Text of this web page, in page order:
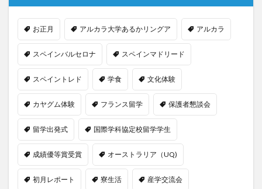
お正月 アルカラ大学あるかリングア アルカラ
スペインバルセロナ スペインマドリード
スペイントレド 学食 文化体験
カヤグム体験 フランス留学 保護者懇談会
留学出発式 国際学科協定校留学学生
成績優等賞受賞 オーストラリア（UQ)
初月レポート 寮生活 産学交流会